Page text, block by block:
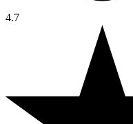
4.7